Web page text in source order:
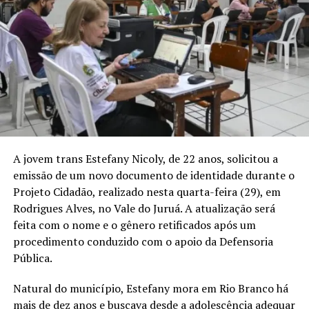
relações familiares.
O coordenador do Projeto Cidadão, desembargador
Samuel Evangelista, afirmou que a ação busca aproximar
o Judiciário das comunidades mais distantes e garantir
serviços gratuitos à população. Criado há 31 anos, o
programa já ofereceu emissão de documentos,
orientação jurídica, educação para o trânsito e
regiões do Acre.
O prefeito de Rodrigues Alves, Salatiel Pinheiro
Magalhães, agradeceu a realização da iniciativa no
município. A cerimônia também teve uma mensagem
ecumênica conduzida pelo padre André Marina e pelo
pastor Clevis Mustafa.
Representantes da Prefeitura, da Câmara de Vereadores,
A jovem trans Estefany Nicoly, de 22 anos, solicitou a
emissão de um novo documento de identidade durante o
Projeto Cidadão, realizado nesta quarta-feira (29), em
Rodrigues Alves, no Vale do Juruá. A atualização será
feita com o nome e o gênero retificados após um
procedimento conduzido com o apoio da Defensoria
Pública.
Natural do município, Estefany mora em Rio Branco há
mais de dez anos e buscava desde a adolescência adequar